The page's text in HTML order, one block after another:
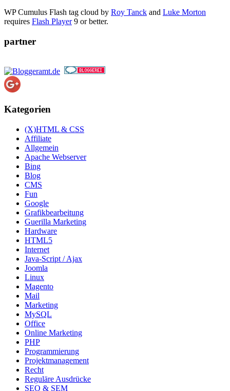
WP Cumulus Flash tag cloud by Roy Tanck and Luke Morton
requires Flash Player9 or better.
partner
Kategorien
(X)HTML & CSS
Affiliate
Allgemein
Apache Webserver
Bing
Blog
CMS
Fun
Google
Grafikbearbeitung
Guerilla Marketing
Hardware
HTML5
Internet
Java-Script / Ajax
Joomla
Linux
Magento
Mail
Marketing
MySQL
Office
Online Marketing
PHP
Programmierung
Projektmanagement
Recht
Reguläre Ausdrücke
SEO & SEM